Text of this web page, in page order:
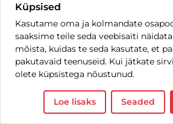
Küpsised
Kasutame oma ja kolmandate
saaksime teile seda veebisaiti
mõista, kuidas te seda kasutate, et
pakutavaid teenuseid. Kui jätkate
olete küpsistega nõustunud.
Loe lisaks Seaded